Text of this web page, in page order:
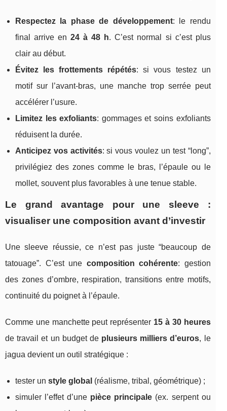
Respectez la phase de développement: le rendu
final arrive en24 à 48 h. C’est normal si c’est plus
clair au début.
Évitez les frottements répétés: si vous testez un
motif sur l’avant-bras, une manche trop serrée peut
accélérer l’usure.
Limitez les exfoliants: gommages et soins exfoliants
réduisent la durée.
Anticipez vos activités: si vous voulez un test “long”,
privilégiez des zones comme le bras, l’épaule ou le
mollet, souvent plus favorables à une tenue stable.
Le grand avantage pour une sleeve :
visualiser une composition avant d’investir
Une sleeve réussie, ce n’est pas juste “beaucoup de
tatouage”. C’est une composition cohérente: gestion
des zones d’ombre, respiration, transitions entre motifs,
continuité du poignet à l’épaule.
Comme une manchette peut représenter 15 à 30 heures
de travail et un budget de plusieurs milliers d’euros, le
jagua devient un outil stratégique :
tester un style global (réalisme, tribal, géométrique) ;
simuler l’effet d’une pièce principale (ex. serpent ou